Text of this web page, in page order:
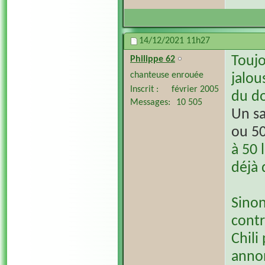
14/12/2021 11h27
Philippe 62
chanteuse enrouée
Inscrit
février 2005
Messages
10 505
du
Un
ou
à 50
déjà
Chili